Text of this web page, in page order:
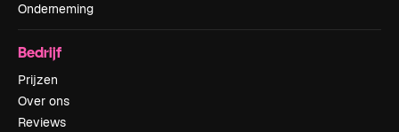
Onderneming
Bedrijf
Prijzen
Over ons
Reviews